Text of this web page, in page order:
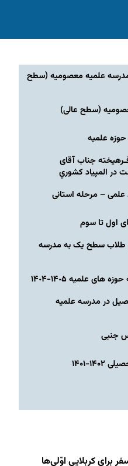
علمیه معصومیه‌ (سطح
(سطح عالی)
علمیه
جناب آقای
المپياد كشوري
علمی – مرحله استانی
اول تا سوم
طلاب سطح یک به مدرسه
علمیه ١۴٠۵-١۴٠۴
در مدرسه علمیه
جنبی
۱۴۰۱
برای کربلایی اوّلی‌ها